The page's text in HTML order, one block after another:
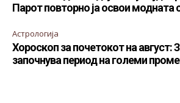
Парот повторно ја освои модната
Астрологија
Хороскоп за почетокот на август:
започнува период на големи